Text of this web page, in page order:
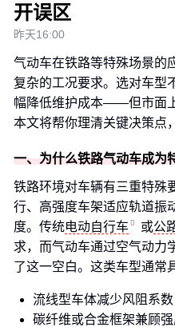
开误区
昨天16:00
气动车在铁路等特殊场景的
复杂的工况要求。选对车型
幅降低维护成本——但市面
本文将帮你理清关键决策点
一、为什么铁路气动车成为
铁路环境对车辆有三重特殊
行、高强度车架适应轨道振
度。传统电动自行车 或公
求，而气动车通过空气动力
了这一空白。这类车型通常
流线型车体减少风阻系数
碳纤维或合金框架兼顾